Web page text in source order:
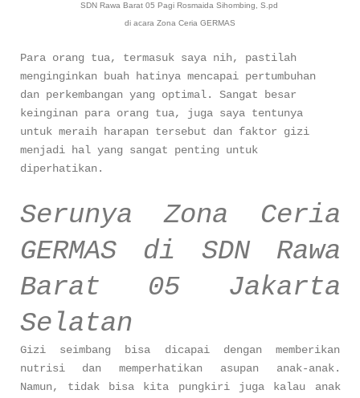
SDN Rawa Barat 05 Pagi Rosmaida Sihombing, S.pd
di acara Zona Ceria GERMAS
Para orang tua, termasuk saya nih, pastilah
menginginkan buah hatinya mencapai pertumbuhan
dan perkembangan yang optimal. Sangat besar
keinginan para orang tua, juga saya tentunya
untuk meraih harapan tersebut dan faktor gizi
menjadi hal yang sangat penting untuk
diperhatikan.
Serunya Zona Ceria
GERMAS di SDN Rawa
Barat 05 Jakarta
Selatan
Gizi seimbang bisa dicapai dengan memberikan
nutrisi dan memperhatikan asupan anak-anak.
Namun, tidak bisa kita pungkiri juga kalau anak